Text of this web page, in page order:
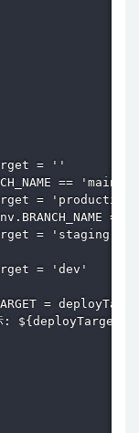
= ''
== 'main')
= 'production'
==
= 'staging'
= 'dev'
=
${deployTarget}"